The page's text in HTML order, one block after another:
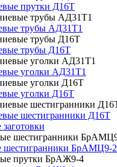
прутки Д16Т
трубы АД31Т1
трубы Д16Т
уголки АД31Т1
уголки Д16Т
шестигранники Д16Т
шестигранники БрАМЦ9-2